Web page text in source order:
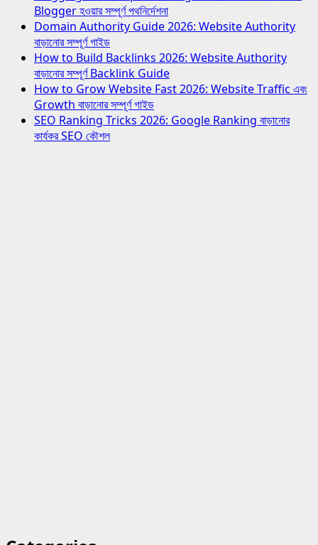
Blogger হওয়ার সম্পূর্ণ পথনির্দেশনা
Domain Authority Guide 2026: Website Authority
বাড়ানোর সম্পূর্ণ গাইড
How to Build Backlinks 2026: Website Authority
বাড়ানোর সম্পূর্ণ Backlink Guide
How to Grow Website Fast 2026: Website Traffic এবং
Growth বাড়ানোর সম্পূর্ণ গাইড
SEO Ranking Tricks 2026: Google Ranking বাড়ানোর
কার্যকর SEO কৌশল